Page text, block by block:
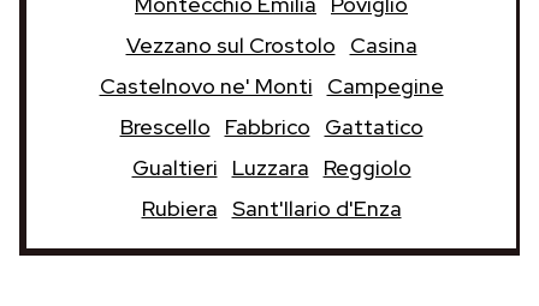
Vezzano sul Crostolo
Casina
Castelnovo ne' Monti
Campegine
Brescello
Fabbrico
Gattatico
Gualtieri
Luzzara
Reggiolo
Rubiera Sant'Ilario d'Enza